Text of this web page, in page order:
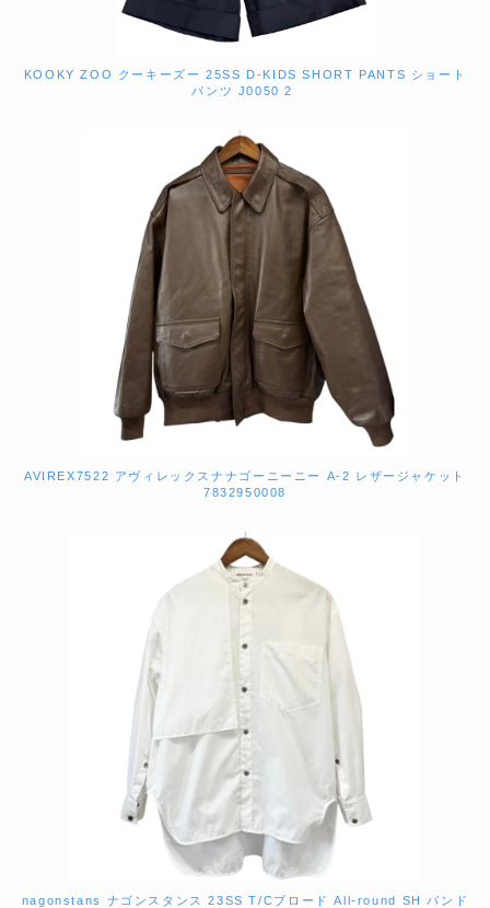
KOOKY ZOO クーキーズー 25SS D-KIDS SHORT PANTS ショート
パンツ J0050 2
AVIREX7522 アヴィレックスナナゴーニーニー A-2 レザージャケット
7832950008
nagonstans ナゴンスタンス 23SS T/Cブロード All-round SH バンド